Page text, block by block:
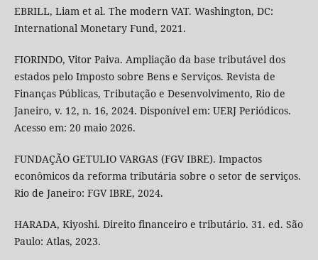
EBRILL, Liam et al. The modern VAT. Washington, DC:
International Monetary Fund, 2021.
FIORINDO, Vitor Paiva. Ampliação da base tributável dos
estados pelo Imposto sobre Bens e Serviços. Revista de
Finanças Públicas, Tributação e Desenvolvimento, Rio de
Janeiro, v. 12, n. 16, 2024. Disponível em: UERJ Periódicos.
Acesso em: 20 maio 2026.
FUNDAÇÃO GETULIO VARGAS (FGV IBRE). Impactos
econômicos da reforma tributária sobre o setor de serviços.
Rio de Janeiro: FGV IBRE, 2024.
HARADA, Kiyoshi. Direito financeiro e tributário. 31. ed. São
Paulo: Atlas, 2023.